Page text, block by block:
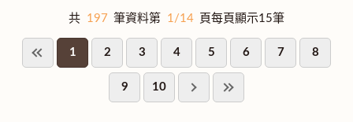
共 197 筆資料第 1/14 頁每頁顯示15筆
1 2 3 4 5 6 7 8
9 10